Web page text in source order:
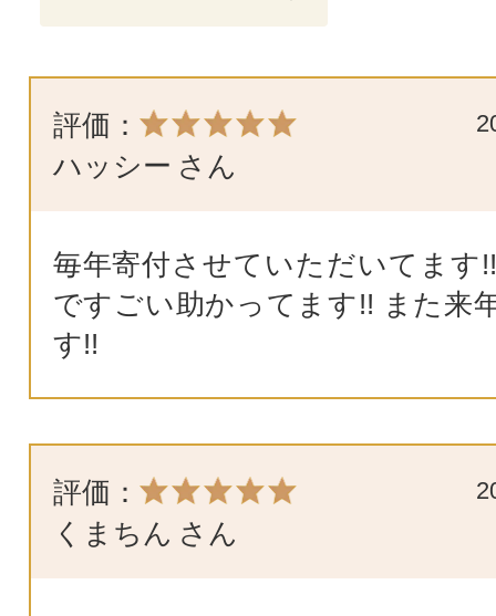
評価：
ハッシー さん
毎年寄付させていただいてます
ですごい助かってます!! また来
す!!
評価：
くまちん さん